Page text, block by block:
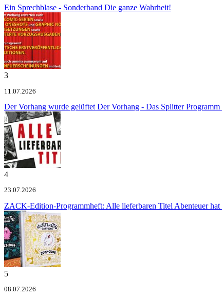
Ein Sprechblase - Sonderband Die ganze Wahrheit!
3
11.07.2026
Der Vorhang wurde gelüftet Der Vorhang - Das Splitter
4
23.07.2026
ZACK-Edition-Programmheft: Alle lieferbaren Titel Abenteuer
5
08.07.2026